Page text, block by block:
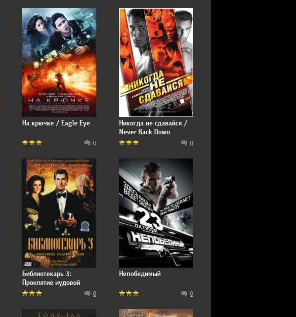
На крючке / Eagle Eye
0
Никогда не сдавайся /
Never Back Down
0
Библиотекарь 3:
Проклятие иудовой
чаши / The Librarian:
Chalice
0
Непобедимый
0